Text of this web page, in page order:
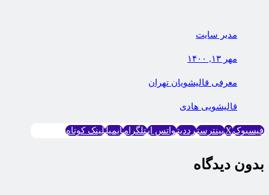
مدیر سایت
مهر ۱۳, ۱۴۰۰
معرفی قالیشویان تهران
قاليشويی هادی
فیسبوکXپینترسترددیتواتس اپتلگرامایمیللینک کوتاه
بدون دیدگاه